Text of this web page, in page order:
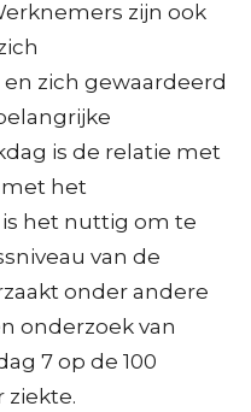
zijn ook
zich gewaardeerd
is de relatie met
met het
het nuttig om te
van de
onder andere
onderzoek van
7 op de 100
ziekte.